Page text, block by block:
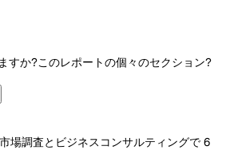
すか?このレポートの個々のセクション?
場調査とビジネスコンサルティングで 6